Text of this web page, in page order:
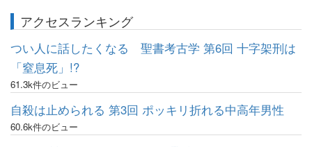
アクセスランキング
つい人に話したくなる 聖書考古学 第6回 十字架刑は
「窒息死」!?
61.3k件のビュー
自殺は止められる 第3回 ポッキリ折れる中高年男性
60.6k件のビュー